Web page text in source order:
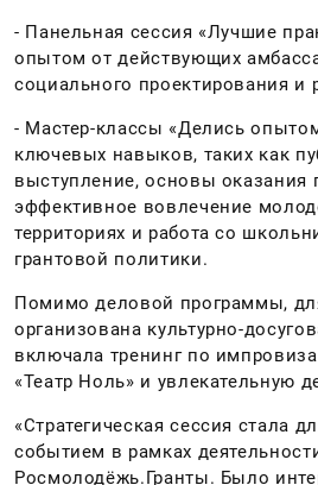
- Панельная сессия «Лучшие
опытом от действующих
социального проектирования
- Мастер-классы «Делись
ключевых навыков, таких как
выступление, основы
эффективное вовлечение
территориях и работа со
грантовой политики.
Помимо деловой программы,
организована культурно-
включала тренинг по
«Театр Ноль» и увлекательную
«Стратегическая сессия стала
событием в рамках
Росмолодёжь.Гранты. Было